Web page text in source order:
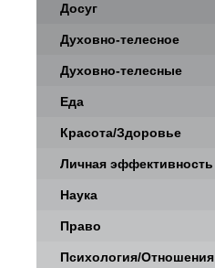
Досуг
Духовно-телесное
Духовно-телесные
практики
Еда
Красота/Здоровье
Личная эффективность
Наука
Право
Психология/Отношения